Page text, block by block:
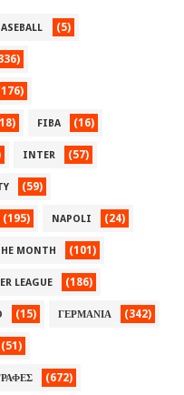
(5)
FIBA (16)
INTER (57)
(59)
(195) NAPOLI (24)
MONTH (101)
LEAGUE (186)
(15) ΓΕΡΜΑΝΙΑ (342)
(51)
(672)